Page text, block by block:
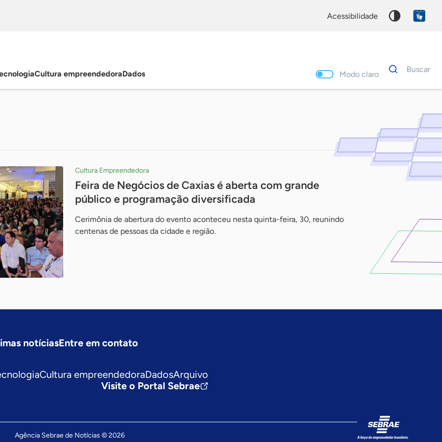
acessibilidade
Cultura empreendedoraDados Modo claro
Dados
para
Buscar
Cultura Empreendedora
Feira de Negócios de Caxias é aberta com grande
público e programação diversificada
Cerimônia de abertura do evento aconteceu nesta quinta-feira, 30, reunindo
centenas de pessoas da cidade e região.
notíciasEntre em contato
Cultura empreendedoraDadosArquivo
Visite o Portal Sebrae
Agência Sebrae de Notícias © 2026